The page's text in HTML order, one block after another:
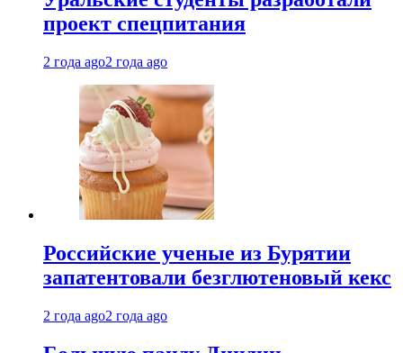
проект спецпитания
2 года ago2 года ago
Российские ученые из Бурятии
запатентовали безглютеновый кекс
2 года ago2 года ago